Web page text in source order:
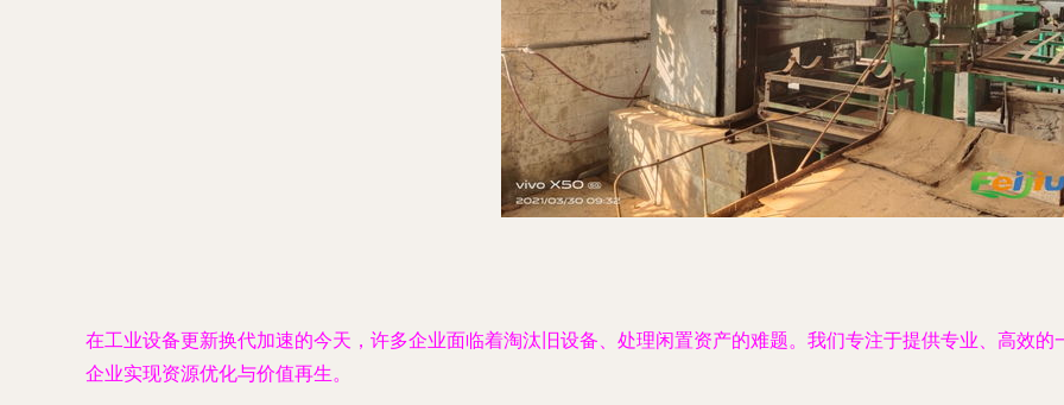
在工业设备更新换代加速的今天，许多企业面临着淘汰旧设备、处理闲置资产的难题。我们专注于提供专业、高效
企业实现资源优化与价值再生。